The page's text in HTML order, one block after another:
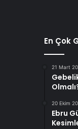
En Çok
21 Mart
20 Ekim
Ebru